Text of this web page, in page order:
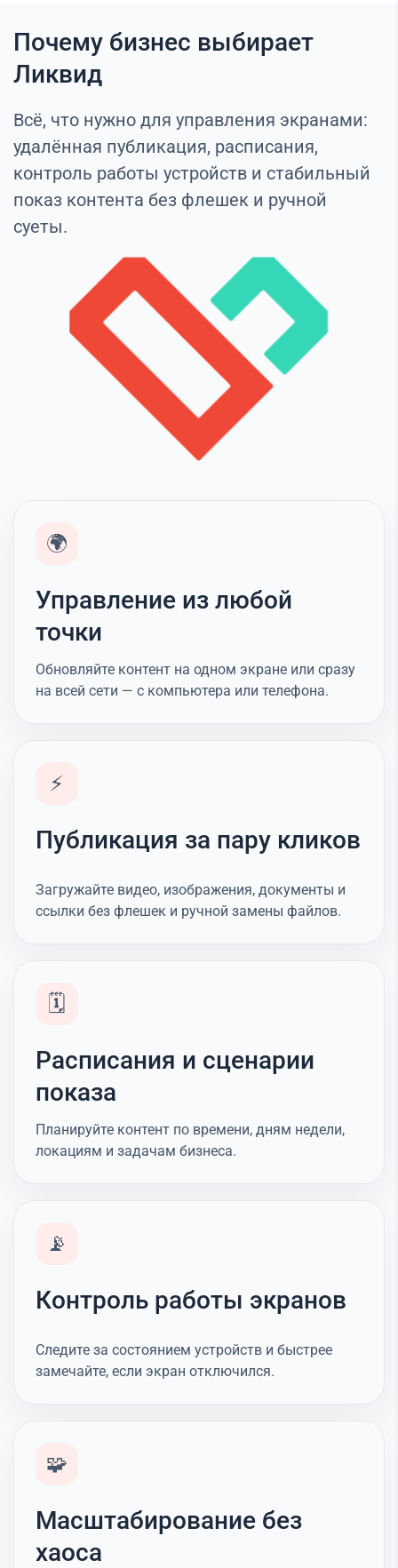
Почему бизнес выбирает
Ликвид
Всё, что нужно для управления экранами:
удалённая публикация, расписания,
контроль работы устройств и стабильный
показ контента без флешек и ручной
суеты.
🌍
Управление из любой
точки
Обновляйте контент на одном экране или сразу
на всей сети — с компьютера или телефона.
⚡
Публикация за пару кликов
Загружайте видео, изображения, документы и
ссылки без флешек и ручной замены файлов.
🗓️
Расписания и сценарии
показа
Планируйте контент по времени, дням недели,
локациям и задачам бизнеса.
📡
Контроль работы экранов
Следите за состоянием устройств и быстрее
замечайте, если экран отключился.
🧩
Масштабирование без
хаоса